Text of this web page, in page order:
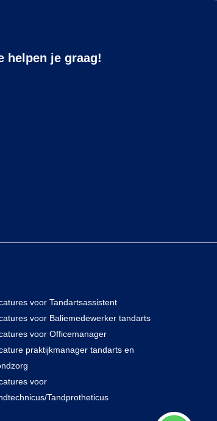
helpen je graag!
voor Tandartsassistent
voor Baliemedewerker tandarts
voor Officemanager
praktijkmanager tandarts en
voor
Tandprotheticus